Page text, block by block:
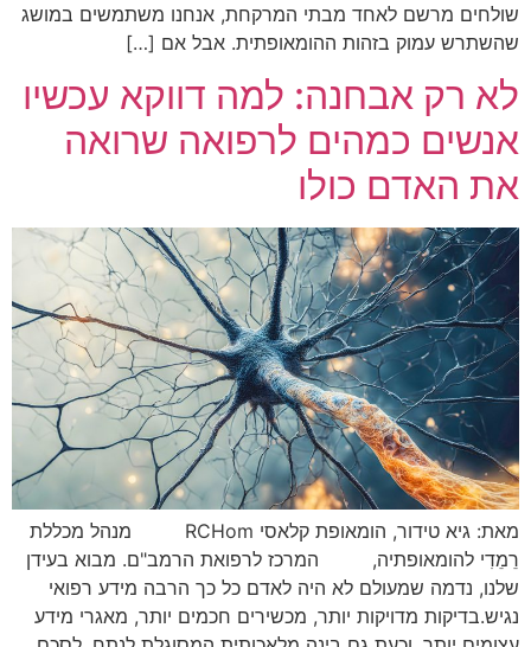
שולחים מרשם לאחד מבתי המרקחת, אנחנו משתמשים במושג
שהשתרש עמוק בזהות ההומאופתית. אבל אם […]
לא רק אבחנה: למה דווקא עכשיו
אנשים כמהים לרפואה שרואה
את האדם כולו
מאת: גיא טידור, הומאופת קלאסי RCHom מנהל מכללת
רֵמֵדִי להומאופתיה, המרכז לרפואת הרמב"ם. מבוא בעידן
שלנו, נדמה שמעולם לא היה לאדם כל כך הרבה מידע רפואי
נגיש.בדיקות מדויקות יותר, מכשירים חכמים יותר, מאגרי מידע